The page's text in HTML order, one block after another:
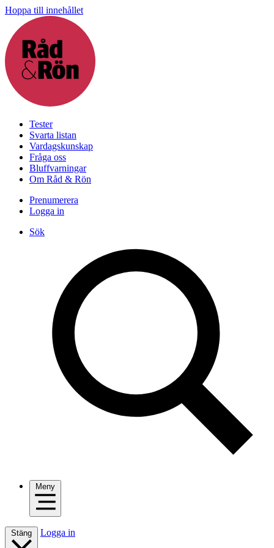
Hoppa till innehållet
Tester
Svarta listan
Vardagskunskap
Fråga oss
Bluffvarningar
Om Råd & Rön
Prenumerera
Logga in
Sök
Meny
Stäng Logga in